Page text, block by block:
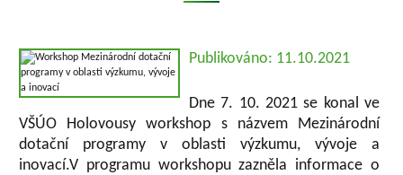
Publikováno: 11.10.2021
Dne 7. 10. 2021 se konal ve
VŠÚO Holovousy workshop s názvem Mezinárodní
dotační programy v oblasti výzkumu, vývoje a
inovací.V programu workshopu zazněla informace o